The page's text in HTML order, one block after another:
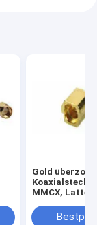
Gold überzog
MMCX, Latte-